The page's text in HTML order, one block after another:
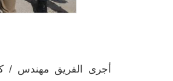
أجرى الفريق مهندس /